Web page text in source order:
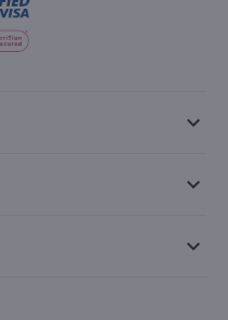
keyboard_arrow_down
keyboard_arrow_down
keyboard_arrow_down